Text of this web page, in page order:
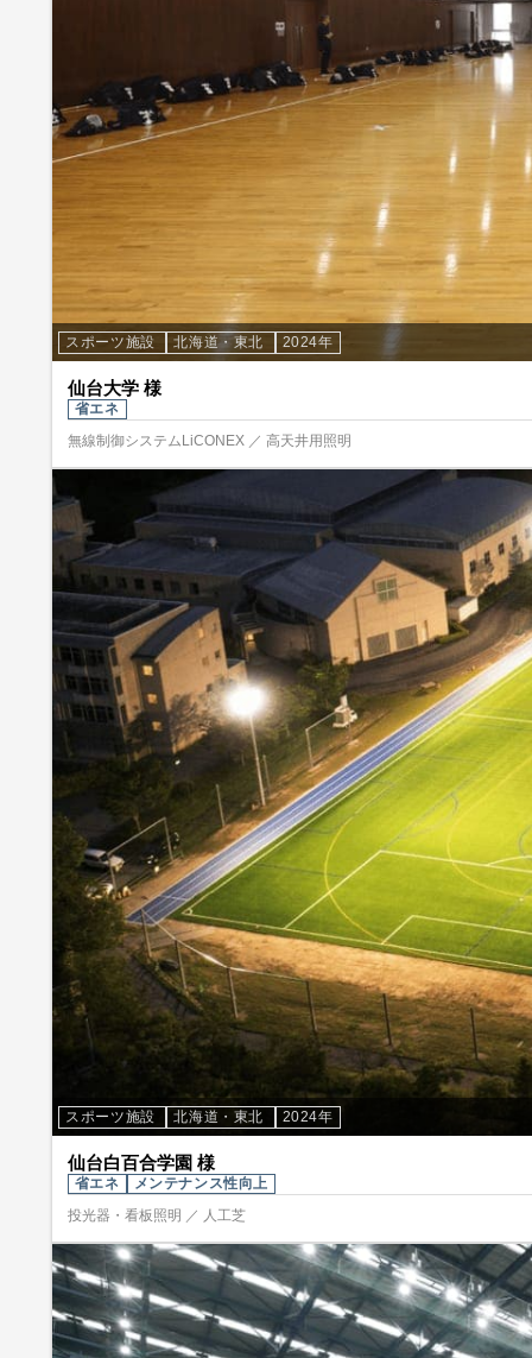
スポーツ施設 北海道・東北 2024年
仙台大学 様
省エネ
無線制御システムLiCONEX ／ 高天井用照明
スポーツ施設 北海道・東北 2024年
仙台白百合学園 様
省エネ
メンテナンス性向上
投光器・看板照明 ／ 人工芝